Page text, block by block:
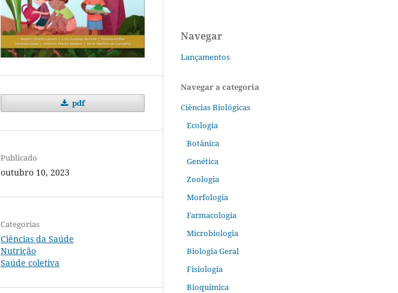
pdf
Publicado
outubro 10, 2023
Categorias
Ciências da Saúde
Nutrição
Saúde coletiva
Navegar
Lançamentos
Navegar a categoria
Ciências Biológicas
Ecologia
Botânica
Genética
Zoologia
Morfologia
Farmacologia
Microbiologia
Biologia Geral
Fisiologia
Bioquímica